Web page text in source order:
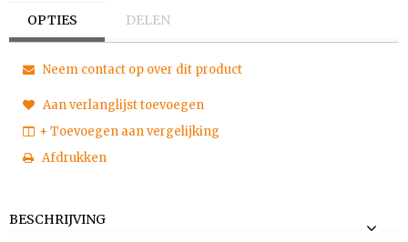
OPTIES DELEN
Neem contact op over dit product
Aan verlanglijst toevoegen
+ Toevoegen aan vergelijking
Afdrukken
BESCHRIJVING